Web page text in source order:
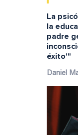
La
la
padre
éxito'"
Daniel